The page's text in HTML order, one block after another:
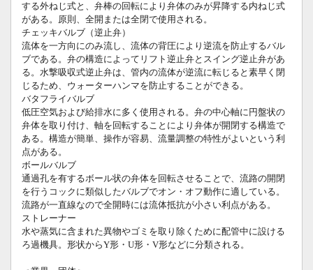
する外ねじ式と、弁棒の回転により弁体のみが昇降する内ねじ式
がある。原則、全開または全閉で使用される。
チェッキバルブ（逆止弁）
流体を一方向にのみ流し、流体の背圧により逆流を防止するバル
ブである。弁の構造によってリフト逆止弁とスイング逆止弁があ
る。水撃吸収式逆止弁は、管内の流体が逆流に転じると素早く閉
じるため、ウォーターハンマを防止することができる。
バタフライバルブ
低圧空気および給排水に多く使用される。弁の中心軸に円盤状の
弁体を取り付け、軸を回転することにより弁体が開閉する構造で
ある。構造が簡単、操作が容易、流量調整の特性がよいという利
点がある。
ボールバルブ
通過孔を有するボール状の弁体を回転させることで、流路の開閉
を行うコックに類似したバルブでオン・オフ動作に適している。
流路が一直線なので全開時には流体抵抗が小さい利点がある。
ストレーナー
水や蒸気に含まれた異物やゴミを取り除くために配管中に設ける
ろ過機具。形状からY形・U形・V形などに分類される。